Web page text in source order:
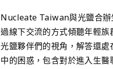
Nucleate Taiwan與光鹽合辦
過線下交流的方式傾聽年輕
光鹽夥伴們的視角，解答還
中的困惑，包含對於進入生